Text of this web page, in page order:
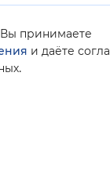
Вы принимаете
и даёте
.
2008-2026